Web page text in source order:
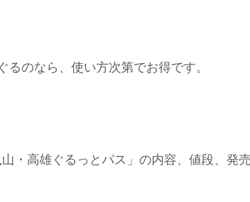
るのなら、使い方次第でお得です。
・高雄ぐるっとパス」の内容、値段、発